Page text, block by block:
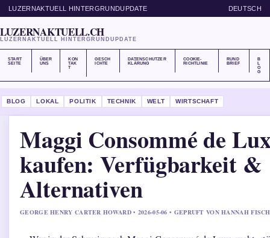
LUZERNAKTUELL HINTERGRUNDUPDATE DEUTSCH
LUZERNAKTUELL.CH
LUZERNAKTUELL HINTERGRUNDUPDATE
START
SEITE
ÜBER
UNS
KON
TAK
T
GESCH
ICHTE
DATENSCHUTZER
KLÄRUNG
COOKIE-
RICHTLINIE
RUND
BRIEF
B
O
G
BLOG LOKAL POLITIK TECHNIK WELT WIRTSCHAFT
Maggi Consommé de
kaufen: Verfügbarkeit &
Alternativen
GEORGE HENRY CARTER HOWARD • 2026-05-06 • GEPRUFT VON HANNAH